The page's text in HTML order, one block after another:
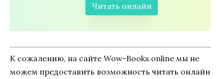
Читать онлайн
К сожалению, на сайте Wow-Books.online мы не
можем предоставить возможность читать онлайн